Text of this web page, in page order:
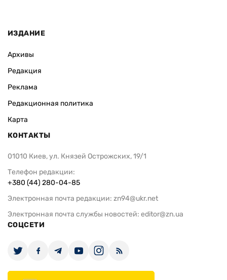
ИЗДАНИЕ
Архивы
Редакция
Реклама
Редакционная политика
Карта
КОНТАКТЫ
01010 Киев, ул. Князей Острожских, 19/1
Телефон редакции:
+380 (44) 280-04-85
Электронная почта редакции: zn94@ukr.net
Электронная почта службы новостей: editor@zn.ua
СОЦСЕТИ